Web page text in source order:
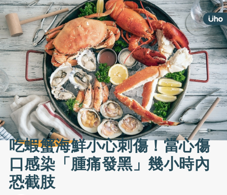
吃蝦蟹海鮮小心刺傷！當心傷
口感染「腫痛發黑」幾小時內
恐截肢